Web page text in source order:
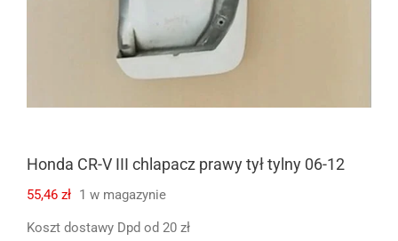
Honda CR-V III chlapacz prawy tył tylny 06-12
55,46 zł 1 w magazynie
Koszt dostawy Dpd od 20 zł